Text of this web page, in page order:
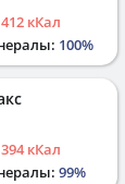
кКал
100%
кКал
99%